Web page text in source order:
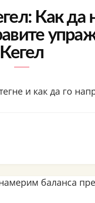
Как да
Кегел
и как да го